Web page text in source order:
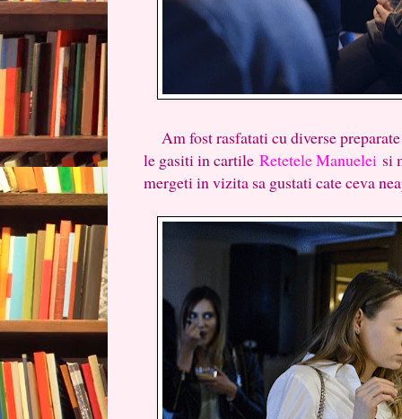
Am fost rasfatati cu diverse
le gasiti in cartile Retetele Manuelei si
mergeti in vizita sa gustati cate ceva